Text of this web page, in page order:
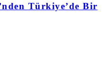
Türkiye’de Bir